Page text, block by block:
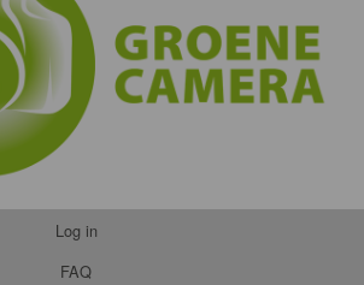
Log in
FAQ